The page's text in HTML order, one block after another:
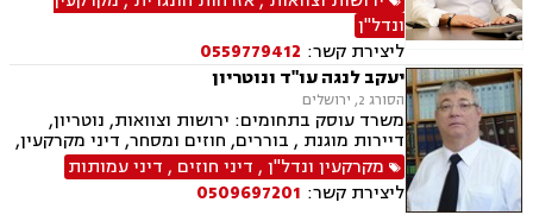
פינוי בינוי, קבוצות רכישה, מגרשים לבניה , הוצאה
לפועל
ונדל"ן
ליצירת קשר: 0559779412
יעקב לנגה עו"ד ונוטריון
הסורג 2, ירושלים
משרד עוסק בתחומים: ירושות וצוואות, נוטריון,
דיירות מוגנת , בוררים, חוזים ומסחר, דיני מקרקעין,
דיני משפחה, דיני עבודה ודיני תאגידים.
מקרקעין ונדל"ן, דיני חוזים , דיני עמותות
ליצירת קשר: 0509697201